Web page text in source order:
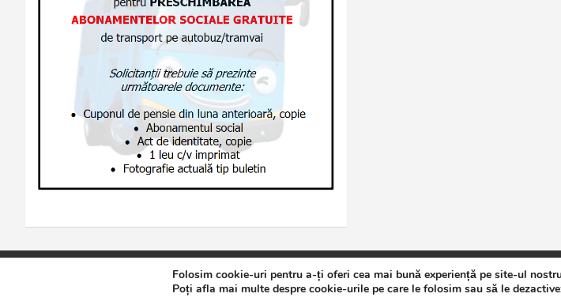
Jurnalul de Brăila Politică de confidențialitate Theme by:Theme Horse
Folosim cookie-uri pentru a-ți oferi cea mai bună experiență pe site-ul
Poți afla mai multe despre cookie-urile pe care le folosim sau să le